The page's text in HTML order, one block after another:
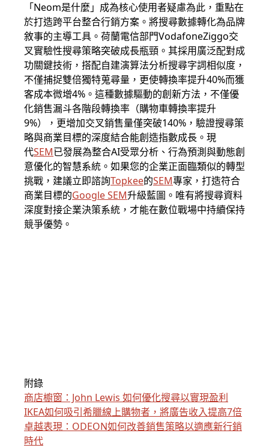
「Neom是什麼」成為核心使用者疑慮為此，重點在
於打造跨平台整合行銷方案。將搜尋數據轉化為品牌
敘事的主導工具。荷蘭電信部門VodafoneZiggo交
叉實驗性搜尋策略突破成長瓶頸。其採用廣泛配對成
功關鍵技術，搭配自建演算法分析搜尋字詞相似度，
不僅捕捉雙倍獨特蒐尋量，更使轉換率提升40%而獲
客成本微增4%。這種數據驅動的創新方法，不僅優
化銷售漏斗各階段轉換率（購物車轉換率提升
9%），更增加交叉銷售量僅突破140%，驗證搜尋策
略與商業目標的深度結合能創造指數成長。現
代SEM已發展為整合AI受眾分析、行為預測與動態創
意優化的智慧系統。如果您的企業正面臨類似的轉型
挑戰，建議立即諮詢Topkee的SEM專家，打造符合
商業目標的Google SEM升級藍圖。唯有將搜尋資料
深度對接企業決策系統，才能在數位戰場中持續保持
競爭優勢。
附錄
商店櫥窗：John Lewis 如何優化搜尋以實現盈利
IKEA如何吸引希臘線上購物者，將廣告收入提高7倍
卓越表現：ODEON如何改善銷售策略以適應新行銷
時代